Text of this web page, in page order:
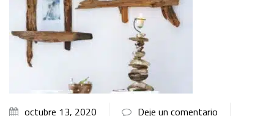
octubre 13, 2020 Deje un comentario